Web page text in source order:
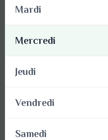
Mardi
Mercredi
Jeudi
Vendredi
Samedi